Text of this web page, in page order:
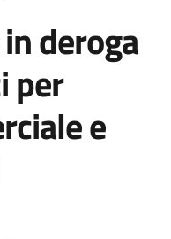
deroga
per
e